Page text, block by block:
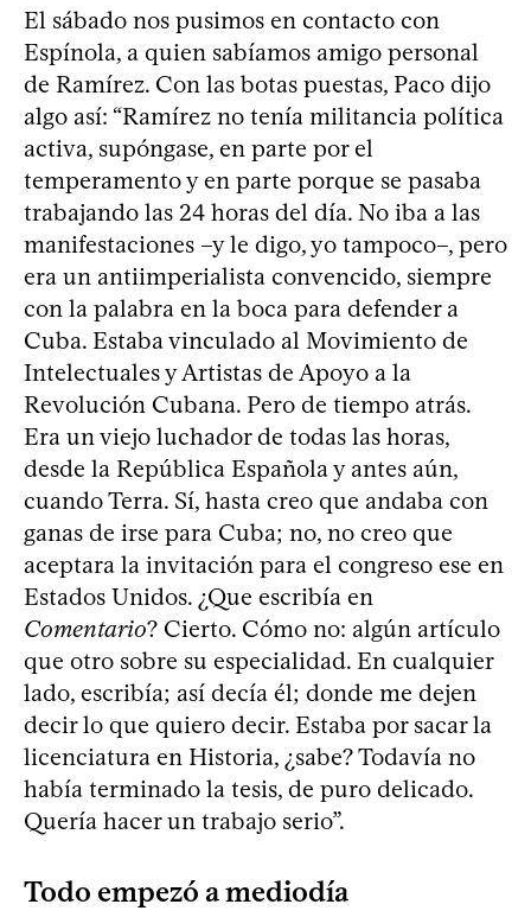
El sábado nos pusimos en contacto con
Espínola, a quien sabíamos amigo personal
de Ramírez. Con las botas puestas, Paco dijo
algo así: “Ramírez no tenía militancia política
activa, supóngase, en parte por el
temperamento y en parte porque se pasaba
trabajando las 24 horas del día. No iba a las
manifestaciones –y le digo, yo tampoco–, pero
era un antiimperialista convencido, siempre
con la palabra en la boca para defender a
Cuba. Estaba vinculado al Movimiento de
Intelectuales y Artistas de Apoyo a la
Revolución Cubana. Pero de tiempo atrás.
Era un viejo luchador de todas las horas,
desde la República Española y antes aún,
cuando Terra. Sí, hasta creo que andaba con
ganas de irse para Cuba; no, no creo que
aceptara la invitación para el congreso ese en
Estados Unidos. ¿Que escribía en
Comentario? Cierto. Cómo no: algún artículo
que otro sobre su especialidad. En cualquier
lado, escribía; así decía él; donde me dejen
decir lo que quiero decir. Estaba por sacar la
licenciatura en Historia, ¿sabe? Todavía no
había terminado la tesis, de puro delicado.
Quería hacer un trabajo serio”.
Todo empezó a mediodía